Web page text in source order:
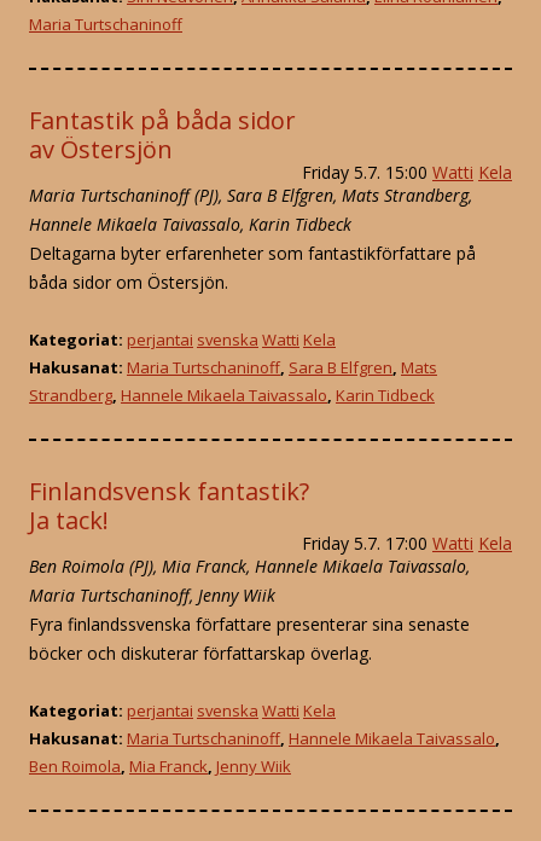
Maria Turtschaninoff
Fantastik på båda sidor
av Östersjön
Friday 5.7. 15:00 Watti Kela
Maria Turtschaninoff (PJ), Sara B Elfgren, Mats Strandberg,
Hannele Mikaela Taivassalo, Karin Tidbeck
Deltagarna byter erfarenheter som fantastikförfattare på
båda sidor om Östersjön.
Kategoriat: perjantai svenska Watti Kela
Hakusanat: Maria Turtschaninoff, Sara B Elfgren, Mats
Strandberg, Hannele Mikaela Taivassalo, Karin Tidbeck
Finlandsvensk fantastik?
Ja tack!
Friday 5.7. 17:00 Watti Kela
Ben Roimola (PJ), Mia Franck, Hannele Mikaela Taivassalo,
Maria Turtschaninoff, Jenny Wiik
Fyra finlandssvenska författare presenterar sina senaste
böcker och diskuterar författarskap överlag.
Kategoriat: perjantai svenska Watti Kela
Hakusanat: Maria Turtschaninoff, Hannele Mikaela Taivassalo,
Ben Roimola, Mia Franck, Jenny Wiik